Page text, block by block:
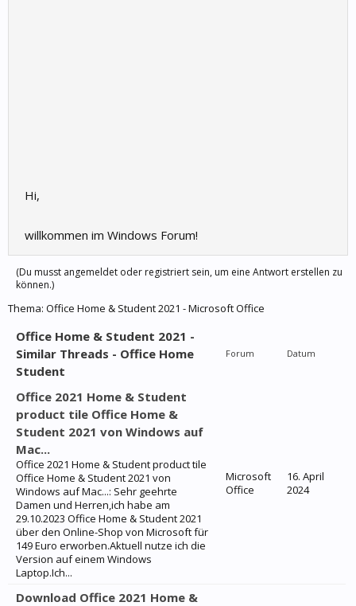
Hi,
willkommen im Windows Forum!
(Du musst angemeldet oder registriert sein, um eine Antwort erstellen zu
können.)
Thema: Office Home & Student 2021 - Microsoft Office
Office Home & Student 2021 -
Similar Threads - Office Home
Student
Forum Datum
Office 2021 Home & Student
product tile Office Home &
Student 2021 von Windows auf
Mac...
Office 2021 Home & Student product tile
Office Home & Student 2021 von
Windows auf Mac...: Sehr geehrte
Damen und Herren,ich habe am
29.10.2023 Office Home & Student 2021
über den Online-Shop von Microsoft für
149 Euro erworben.Aktuell nutze ich die
Version auf einem Windows
Laptop.Ich...
Microsoft
Office
16. April
2024
Download Office 2021 Home &